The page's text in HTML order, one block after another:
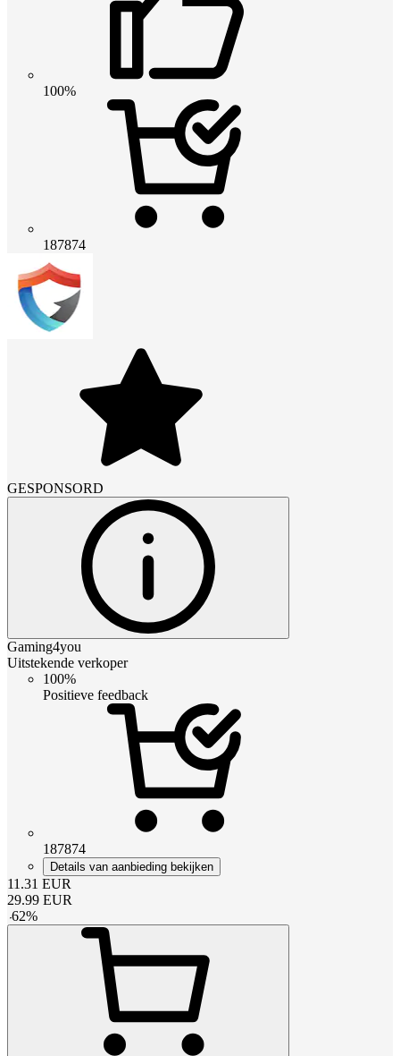
100%
187874
GESPONSORD
Gaming4you
Uitstekende verkoper
100%
Positieve feedback
187874
Details van aanbieding bekijken
11.31 EUR
29.99 EUR
-62%